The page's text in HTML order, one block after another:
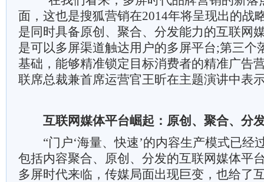
面，这也是搜狐营销在2014年将呈现出的战
是同时具备原创、聚合、分发能力的互联网
是可以多屏渠道触达用户的多屏平台;第三个
基础，能够精准锁定目标消费者的精准广告
联席总裁兼首席运营官王昕在主题演讲中表
互联网媒体平台崛起：原创、聚合、分
“门户‘海量、快速’的内容生产模式已经
包括内容聚合、原创、分发的互联网媒体平
多屏时代来临，传媒局面出现巨变，也给了